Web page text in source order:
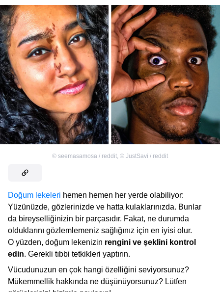
© seemasamosa / reddit, © JustSavi / reddit
Doğum lekeleri hemen hemen her yerde olabiliyor:
Yüzünüzde, gözlerinizde ve hatta kulaklarınızda. Bunlar
da bireyselliğinizin bir parçasıdır. Fakat, ne durumda
olduklarını gözlemlemeniz sağlığınız için en iyisi olur.
O yüzden, doğum lekenizin rengini ve şeklini kontrol
edin. Gerekli tıbbi tetkikleri yaptırın.
Vücudunuzun en çok hangi özelliğini seviyorsunuz?
Mükemmellik hakkında ne düşünüyorsunuz? Lütfen